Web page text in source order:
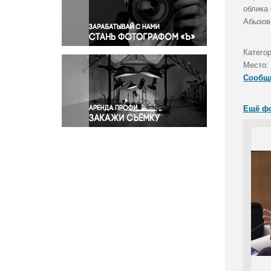
Правосудие
Происшествия и конфликты
Религия
Светская жизнь
Спорт
Экология
Экономика и бизнес
облика
Место:
Ещё